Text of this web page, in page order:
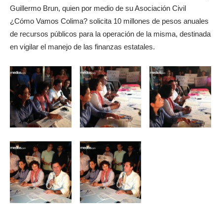
Guillermo Brun, quien por medio de su Asociación Civil
¿Cómo Vamos Colima? solicita 10 millones de pesos anuales
de recursos públicos para la operación de la misma, destinada
en vigilar el manejo de las finanzas estatales.